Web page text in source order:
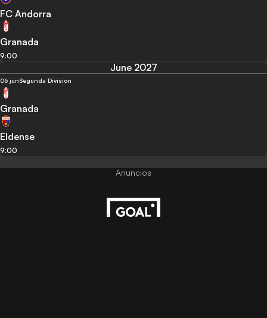
FC Andorra
Granada
9:00
June 2027
06 junSegunda Division
Granada
Eldense
9:00